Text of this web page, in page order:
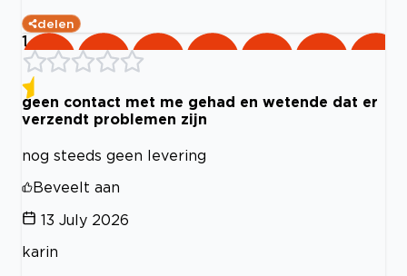
delen
1
geen contact met me gehad en wetende dat er
verzendt problemen zijn
nog steeds geen levering
Beveelt aan
13 July 2026
karin